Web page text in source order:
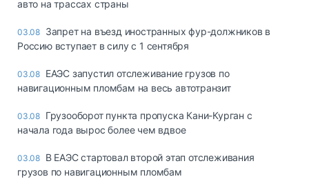
авто на трассах страны
03.08 Запрет на въезд иностранных фур-должников в
Россию вступает в силу с 1 сентября
03.08 ЕАЭС запустил отслеживание грузов по
навигационным пломбам на весь автотранзит
03.08 Грузооборот пункта пропуска Кани-Курган с
начала года вырос более чем вдвое
03.08 В ЕАЭС стартовал второй этап отслеживания
грузов по навигационным пломбам